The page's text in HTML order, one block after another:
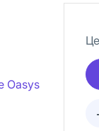
Oasys